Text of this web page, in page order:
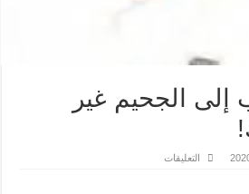
إلى الجحيم غير
التعليقات